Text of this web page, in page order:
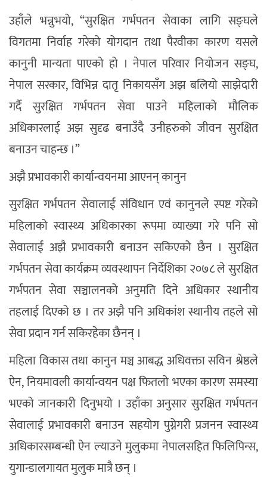
उहाँले भन्नुभयो, “सुरक्षित गर्भपतन सेवाका लागि सङ्घले
विगतमा निर्वाह गरेको योगदान तथा पैरवीका कारण यसले
कानुनी मान्यता पाएको हो । नेपाल परिवार नियोजन सङ्घ,
नेपाल सरकार, विभिन्न दातृ निकायसँग अझ बलियो साझेदारी
गर्दै सुरक्षित गर्भपतन सेवा पाउने महिलाको मौलिक
अधिकारलाई अझ सुदृढ बनाउँदै उनीहरुको जीवन सुरक्षित
बनाउन चाहन्छ ।”
अझै प्रभावकारी कार्यान्वयनमा आएनन् कानुन
सुरक्षित गर्भपतन सेवालाई संविधान एवं कानुनले स्पष्ट गरेको
महिलाको स्वास्थ्य अधिकारका रूपमा व्याख्या गरे पनि सो
सेवालाई अझै प्रभावकारी बनाउन सकिएको छैन । सुरक्षित
गर्भपतन सेवा कार्यक्रम व्यवस्थापन निर्देशिका २०७८ ले सुरक्षित
गर्भपतन सेवा सञ्चालनको अनुमति दिने अधिकार स्थानीय
तहलाई दिएको छ । तर अझै पनि अधिकांश स्थानीय तहले सो
सेवा प्रदान गर्न सकिरहेका छैनन् ।
महिला विकास तथा कानुन मञ्च आबद्ध अधिवक्ता सविन श्रेष्ठले
ऐन, नियमावली कार्यान्वयन पक्ष फितलो भएका कारण समस्या
भएको जानकारी दिनुभयो । उहाँका अनुसार सुरक्षित गर्भपतन
सेवालाई प्रभावकारी बनाउन सहयोग पुग्नेगरी प्रजनन स्वास्थ्य
अधिकारसम्बन्धी ऐन ल्याउने मुलुकमा नेपालसहित फिलिपिन्स,
युगान्डालगायत मुलुक मात्रै छन् ।